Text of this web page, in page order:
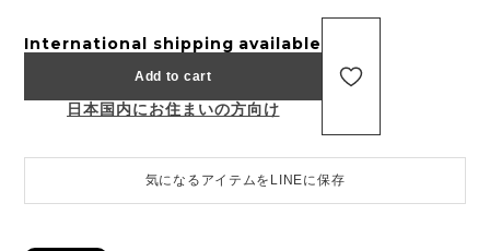
International shipping available
Add to cart
日本国内にお住まいの方向け
気になるアイテムをLINEに保存